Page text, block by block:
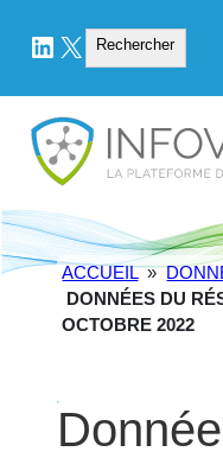
LinkedIn
X Rechercher
Rechercher
ACCUEIL »
DONNÉES DU
OCTOBRE 2022